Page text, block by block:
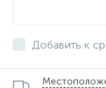
Добавить к